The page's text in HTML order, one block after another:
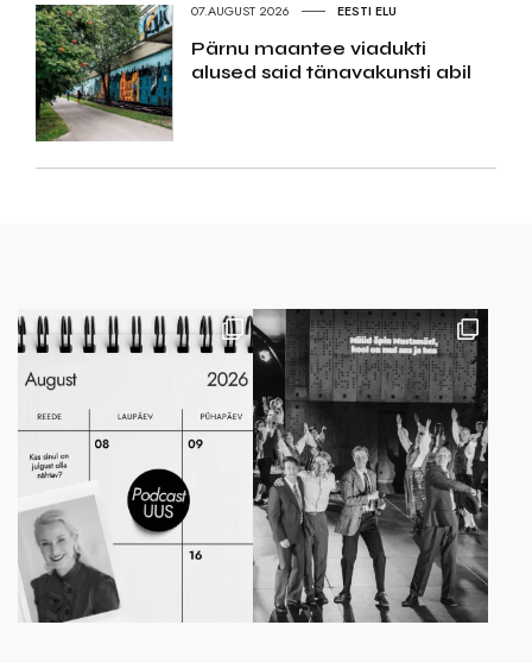
07.AUGUST 2026 EESTI ELU
Pärnu maantee viadukti
alused said tänavakunsti abil